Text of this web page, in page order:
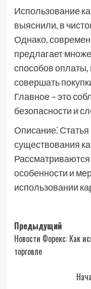
Использование
выяснили, в
Однако,
предлагает
способов
совершать
Главное – это
безопасности и
Описание⁚
существования
особенности и
использовании
Навигация
записи
Предыдущий
Новости Форекс: Как
торговле